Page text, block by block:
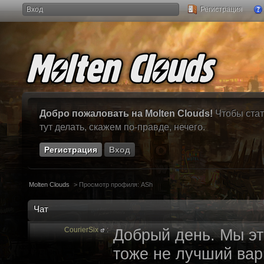
Вход Регистрация
Добро пожаловать на Molten Clouds! Чтобы
тут делать, скажем по-правде, нечего.
Регистрация Вход
Molten Clouds > Просмотр профиля: ASh
Чат
CourierSix : Добрый день. Мы
тоже не лучший